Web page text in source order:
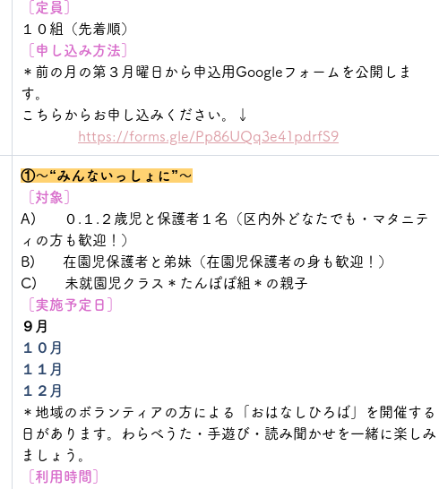
［定員］
１０組（先着順）
［申し込み方法］
＊前の月の第３月曜日から申込用Googleフォームを公開しま
す。
こちらからお申し込みください。↓
https://forms.gle/Pp86UQq3e41pdrfS9
①～“みんないっしょに”～
［対象］
A)      ０.１.２歳児と保護者１名（区内外どなたでも・マタニテ
ィの方も歓迎！）
B)      在園児保護者と弟妹（在園児保護者の身も歓迎！）
C)      未就園児クラス＊たんぽぽ組＊の親子
［実施予定日］
９月
１０月
１１月
１２月
＊地域のボランティアの方による「おはなしひろば」を開催する
日があります。わらべうた・手遊び・読み聞かせを一緒に楽しみ
ましょう。
［利用時間］